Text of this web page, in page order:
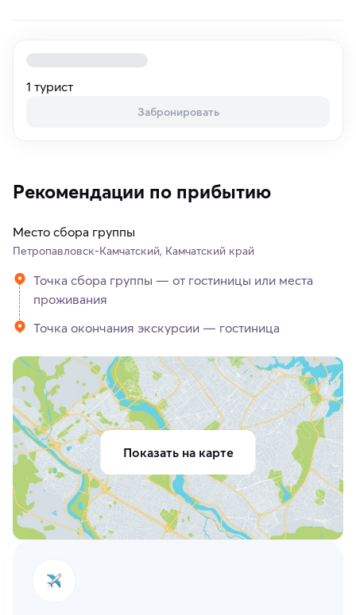
1 турист
Забронировать
Рекомендации по прибытию
Место сбора группы
Петропавловск-Камчатский, Камчатский край
Точка сбора группы — от гостиницы или места
проживания
Точка окончания экскурсии — гостиница
Показать на карте